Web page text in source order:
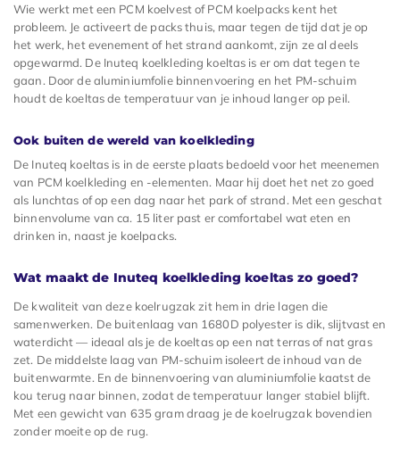
Wie werkt met een PCM koelvest of PCM koelpacks kent het
probleem. Je activeert de packs thuis, maar tegen de tijd dat je op
het werk, het evenement of het strand aankomt, zijn ze al deels
opgewarmd. De Inuteq koelkleding koeltas is er om dat tegen te
gaan. Door de aluminiumfolie binnenvoering en het PM-schuim
houdt de koeltas de temperatuur van je inhoud langer op peil.
Ook buiten de wereld van koelkleding
De Inuteq koeltas is in de eerste plaats bedoeld voor het meenemen
van PCM koelkleding en -elementen. Maar hij doet het net zo goed
als lunchtas of op een dag naar het park of strand. Met een geschat
binnenvolume van ca. 15 liter past er comfortabel wat eten en
drinken in, naast je koelpacks.
Wat maakt de Inuteq koelkleding koeltas zo goed?
De kwaliteit van deze koelrugzak zit hem in drie lagen die
samenwerken. De buitenlaag van 1680D polyester is dik, slijtvast en
waterdicht — ideaal als je de koeltas op een nat terras of nat gras
zet. De middelste laag van PM-schuim isoleert de inhoud van de
buitenwarmte. En de binnenvoering van aluminiumfolie kaatst de
kou terug naar binnen, zodat de temperatuur langer stabiel blijft.
Met een gewicht van 635 gram draag je de koelrugzak bovendien
zonder moeite op de rug.